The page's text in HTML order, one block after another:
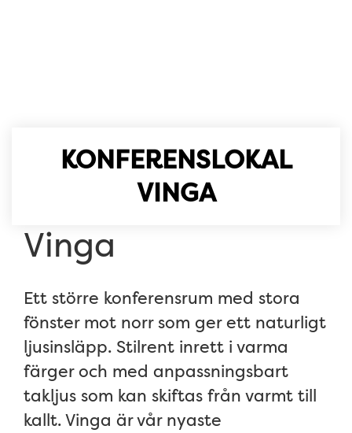
KONFERENSLOKAL
VINGA
Vinga
Ett större konferensrum med stora
fönster mot norr som ger ett naturligt
ljusinsläpp. Stilrent inrett i varma
färger och med anpassningsbart
takljus som kan skiftas från varmt till
kallt. Vinga är vår nyaste